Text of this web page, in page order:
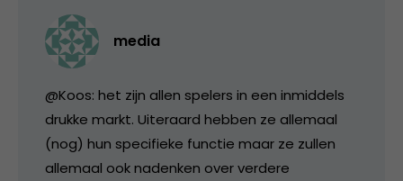
media
@Koos: het zijn allen spelers in een inmiddels
drukke markt. Uiteraard hebben ze allemaal
(nog) hun specifieke functie maar ze zullen
allemaal ook nadenken over verdere